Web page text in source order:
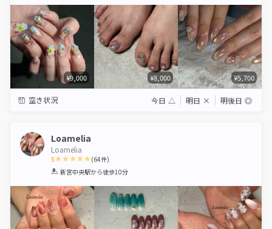
¥9,000 ¥8,000 ¥5,700
空き状況 今日 △ 明日 × 明後日 ◎
Loamelia
Loamelia
5
1 2 3 4 5
(64件)
新宮中央駅から徒歩10分